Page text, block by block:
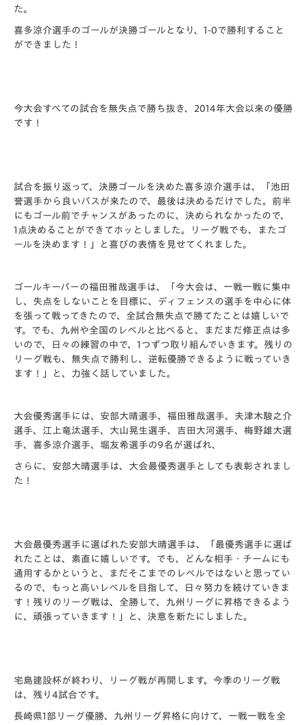
た。
喜多涼介選手のゴールが決勝ゴールとなり、1-0で勝利すること
ができました！
今大会すべての試合を無失点で勝ち抜き、2014年大会以来の優勝
です！
試合を振り返って、決勝ゴールを決めた喜多涼介選手は、「池田
誉選手から良いパスが来たので、最後は決めるだけでした。前半
にもゴール前でチャンスがあったのに、決められなかったので、
1点決めることができてホッとしました。リーグ戦でも、またゴ
ールを決めます！」と喜びの表情を見せてくれました。
ゴールキーパーの福田雅哉選手は、「今大会は、一戦一戦に集中
し、失点をしないことを目標に、ディフェンスの選手を中心に体
を張って戦ってきたので、全試合無失点で勝てたことは嬉しいで
す。でも、九州や全国のレベルと比べると、まだまだ修正点は多
いので、日々の練習の中で、1つずつ取り組んでいきます。残りの
リーグ戦も、無失点で勝利し、逆転優勝できるように戦っていき
ます！」と、力強く話していました。
大会優秀選手には、安部大晴選手、福田雅哉選手、夫津木駿之介
選手、江上竜汰選手、大山晃生選手、吉田大河選手、梅野雄大選
手、喜多涼介選手、堀友希選手の9名が選ばれ、
さらに、安部大晴選手は、大会最優秀選手としても表彰されまし
た！
大会最優秀選手に選ばれた安部大晴選手は、「最優秀選手に選ば
れたことは、素直に嬉しいです。でも、どんな相手・チームにも
通用するかというと、まだそこまでのレベルではないと思ってい
るので、もっと高いレベルを目指して、日々努力を続けていきま
す！残りのリーグ戦は、全勝して、九州リーグに昇格できるよう
に、頑張っていきます！」と、決意を新たにしました。
宅島建設杯が終わり、リーグ戦が再開します。今季のリーグ戦
は、残り4試合です。
長崎県1部リーグ優勝、九州リーグ昇格に向けて、一戦一戦を全